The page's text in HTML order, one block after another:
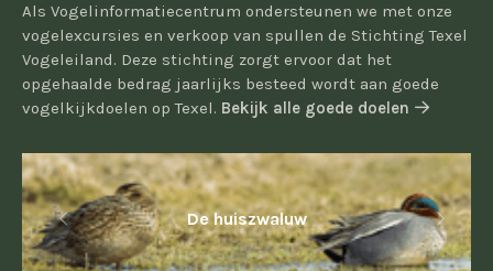
Als Vogelinformatiecentrum ondersteunen we met onze
vogelexcursies en verkoop van spullen de Stichting Texel
Vogeleiland. Deze stichting zorgt ervoor dat het
opgehaalde bedrag jaarlijks besteed wordt aan goede
vogelkijkdoelen op Texel. Bekijk alle goede doelen
De huiszwaluw